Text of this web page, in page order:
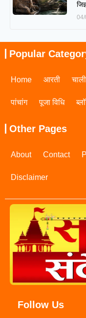
Popular
Home आरती
पांचांग पूजा विधि
Other Pages
About Contact
Disclaimer
Follow Us